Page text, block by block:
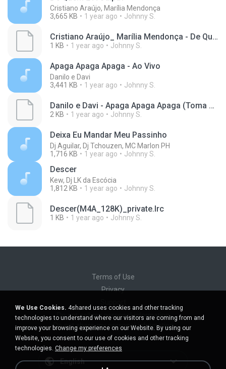
Cristiano Araújo, Marília Mendonça
3,665 KB
1 year ago Johnny S.
Cristiano Araújo_ Marília Mendonça - De Quem É A Culpa_ (Clipe Oficial)(M4A_128K)_private.lrc
1 KB 1 year ago Johnny S.
Apaga Apaga Apaga - Ao Vivo
Danilo e Davi
3,441 KB
1 year ago Johnny S.
Danilo e Davi - Apaga Apaga Apaga (Toma Essa Verdade)(M4A_128K)_private.lrc
2 KB 1 year ago Johnny S.
Deixa Eu Mandar Meu Passinho
Dj Aguilar, Dj Tchouzen, MC Marlon PH
1,716 KB
1 year ago Johnny S.
Descer
Kew, Dj LK da Escócia
1,812 KB
1 year ago Johnny S.
Descer(M4A_128K)_private.lrc
1 KB 1 year ago Johnny S.
Terms of Use
Privacy
Do not sell my personal information
Do not share my personal information
English
We Use Cookies. 4shared uses cookies and other tracking
technologies to understand where our visitors are coming from and
improve your browsing experience on our Website. By using our
Website, you consent to our use of cookies and other tracking
technologies. Change my preferences